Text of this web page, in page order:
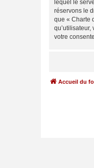
lequel le
réservons le
que « Charte
votre
Accueil du